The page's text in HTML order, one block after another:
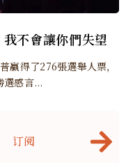
我不會讓你們失望
贏得了276張選舉人票，
為川普勝選感言...
订阅